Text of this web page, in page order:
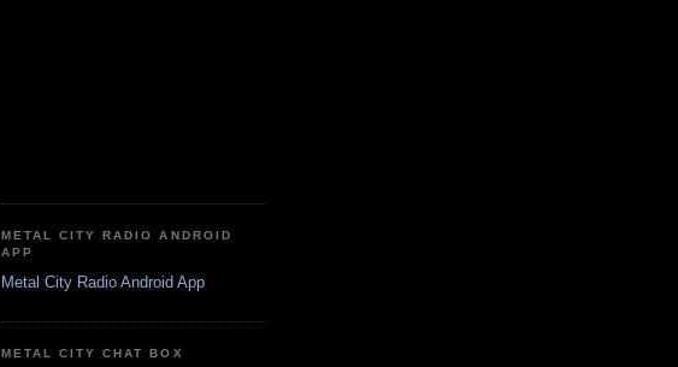
METAL CITY RADIO ANDROID
APP
Metal City Radio Android App
METAL CITY CHAT BOX